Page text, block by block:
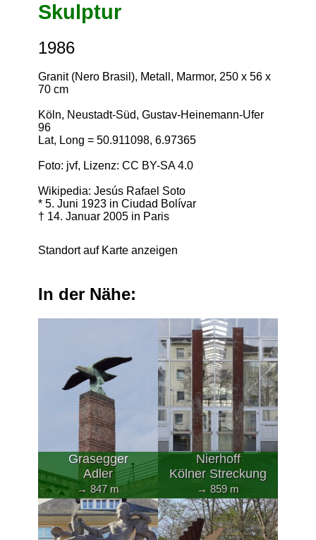
Skulptur
1986
Granit (Nero Brasil), Metall, Marmor, 250 x 56 x
70 cm
Köln, Neustadt-Süd, Gustav-Heinemann-Ufer
96
Lat, Long = 50.911098, 6.97365
Foto: jvf, Lizenz: CC BY-SA 4.0
Wikipedia: Jesús Rafael Soto
* 5. Juni 1923 in Ciudad Bolívar
† 14. Januar 2005 in Paris
Standort auf Karte anzeigen
In der Nähe:
Grasegger
Adler
→ 847 m
Nierhoff
Kölner Streckung
→ 859 m